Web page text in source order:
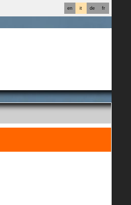
fr
de
it
en